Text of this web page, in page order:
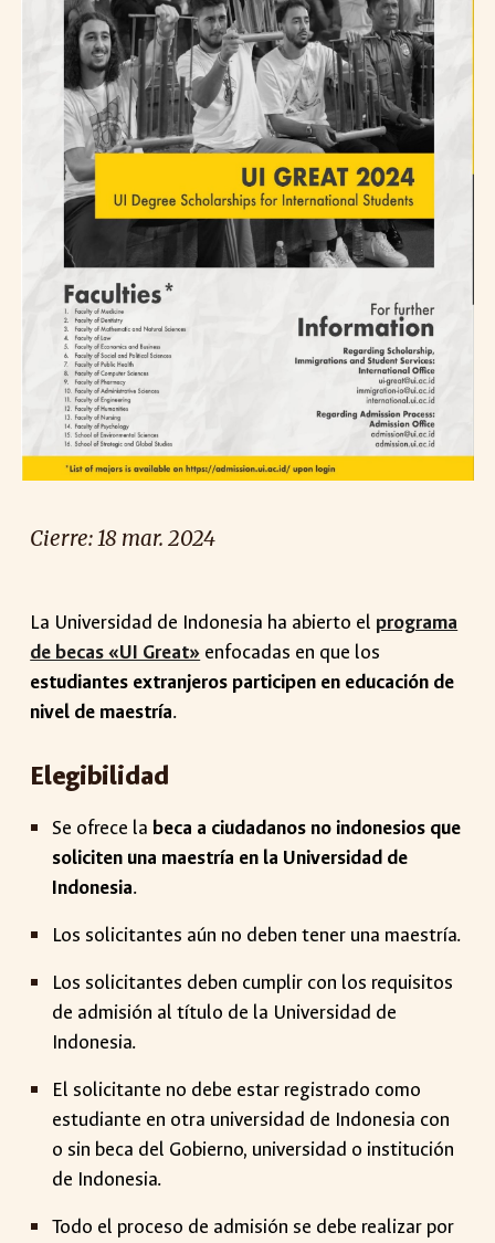
Cierre: 18 mar. 2024
La Universidad de Indonesia ha abierto el programa
de becas «UI Great» enfocadas en que los
estudiantes extranjeros participen en educación de
nivel de maestría.
Elegibilidad
Se ofrece la beca a ciudadanos no indonesios que
soliciten una maestría en la Universidad de
Indonesia.
Los solicitantes aún no deben tener una maestría.
Los solicitantes deben cumplir con los requisitos
de admisión al título de la Universidad de
Indonesia.
El solicitante no debe estar registrado como
estudiante en otra universidad de Indonesia con
o sin beca del Gobierno, universidad o institución
de Indonesia.
Todo el proceso de admisión se debe realizar por